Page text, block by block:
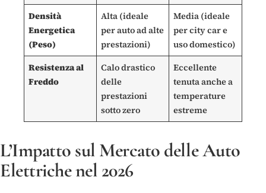
Densità
Energetica
(Peso)
Alta (ideale
per auto ad alte
prestazioni)
Media (ideale
per city car e
uso domestico)
Resistenza al
Freddo
Calo drastico
delle
prestazioni
sotto zero
Eccellente
tenuta anche a
temperature
estreme
L’Impatto sul Mercato delle Auto
Elettriche nel 2026